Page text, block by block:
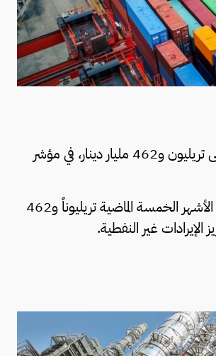
أعلنت الهيئة العامة للكمارك ارتفاع إيراداتها خلال الأشهر الخمسة الماضية إلى تريليون و462 مليار دينار، في مؤشر
وقال مدير عام الهيئة، ثامر قاسم الطائي، إن إيرادات الكمارك سجلت خلال الأشهر الخمسة الماضية تريليوناً و462
غير النفطية.